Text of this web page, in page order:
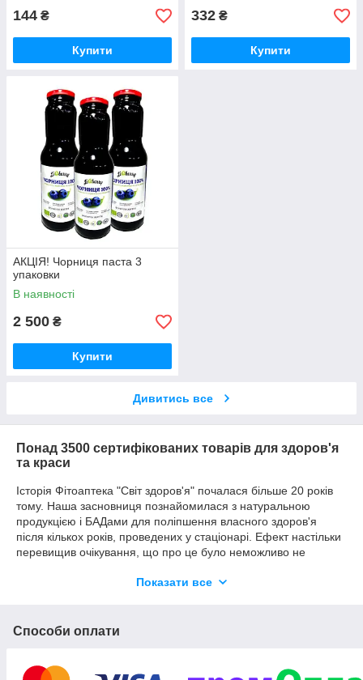
144 ₴
Купити
332 ₴
Купити
АКЦІЯ! Чорниця паста 3
упаковки
В наявності
2 500 ₴
Купити
Дивитись все
Понад 3500 сертифікованих товарів для здоров'я
та краси
Історія Фітоаптека "Світ здоров'я" почалася більше 20 років
тому. Наша засновниця познайомилася з натуральною
продукцією і БАДами для поліпшення власного здоров'я
після кількох років, проведених у стаціонарі. Ефект настільки
перевищив очікування, що про це було неможливо не
існування альтернативи медпрепаратів. Так з'являлися наші
новим для міста назвою Фитоаптека. Все більше людей
вибирати свідоме і дбайливе ставлення до свого організму і
Показати все
Способи оплати